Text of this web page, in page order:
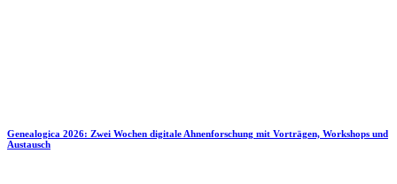
Genealogica 2026: Zwei Wochen digitale Ahnenforschung mit Vorträgen, Workshops und
Austausch